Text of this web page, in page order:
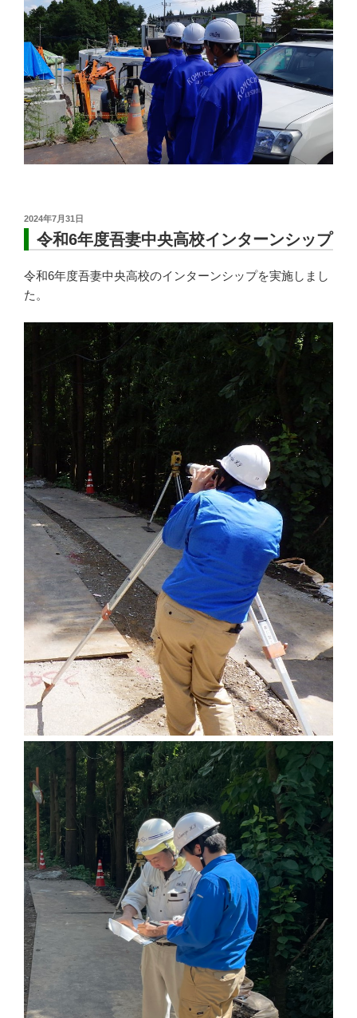
投
2024年7月31日
令和6年度吾妻中央高校インターンシップ
令和6年度吾妻中央高校のインターンシップを実施しまし
た。